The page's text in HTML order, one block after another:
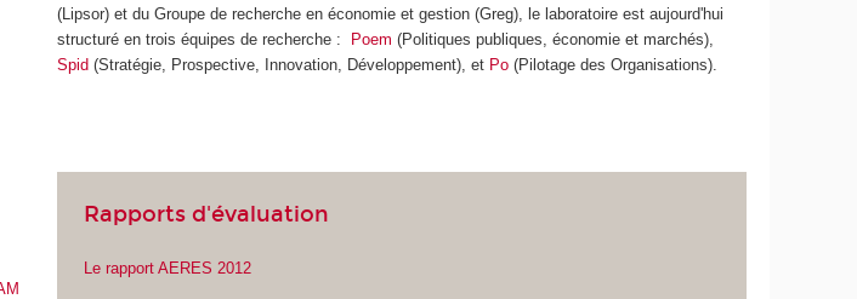
(Lipsor) et du Groupe de recherche en économie et gestion (Greg), le laboratoire est aujourd'hui
structuré en trois équipes de recherche :
Poem (Politiques publiques, économie et marchés),
Spid (Stratégie, Prospective, Innovation, Développement), et Po(Pilotage des Organisations).
Rapports d'évaluation
Le rapport AERES 2012